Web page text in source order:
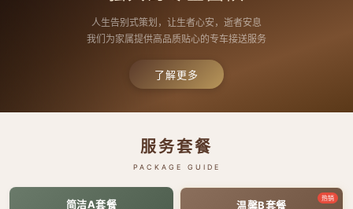
人生告别式策划，让生者心安，逝者安息
我们为家属提供高品质贴心的专车接送服务
了解更多
服务套餐
PACKAGE GUIDE
简洁A套餐 热销
温馨B套餐